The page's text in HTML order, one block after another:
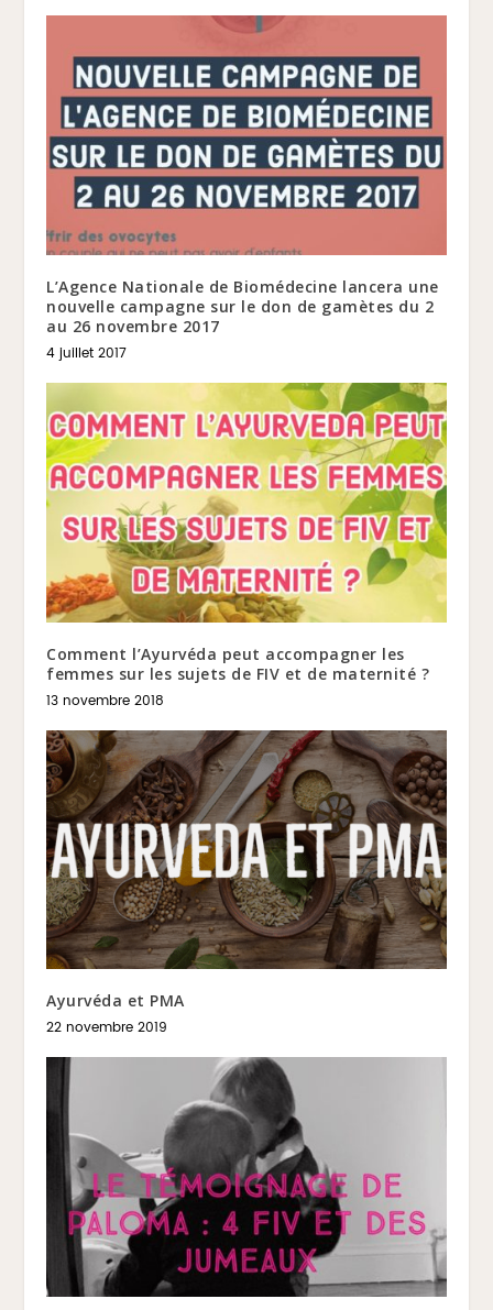
L’Agence Nationale de Biomédecine lancera une
nouvelle campagne sur le don de gamètes du 2
au 26 novembre 2017
4 juillet 2017
Comment l’Ayurvéda peut accompagner les
femmes sur les sujets de FIV et de maternité ?
13 novembre 2018
Ayurvéda et PMA
22 novembre 2019